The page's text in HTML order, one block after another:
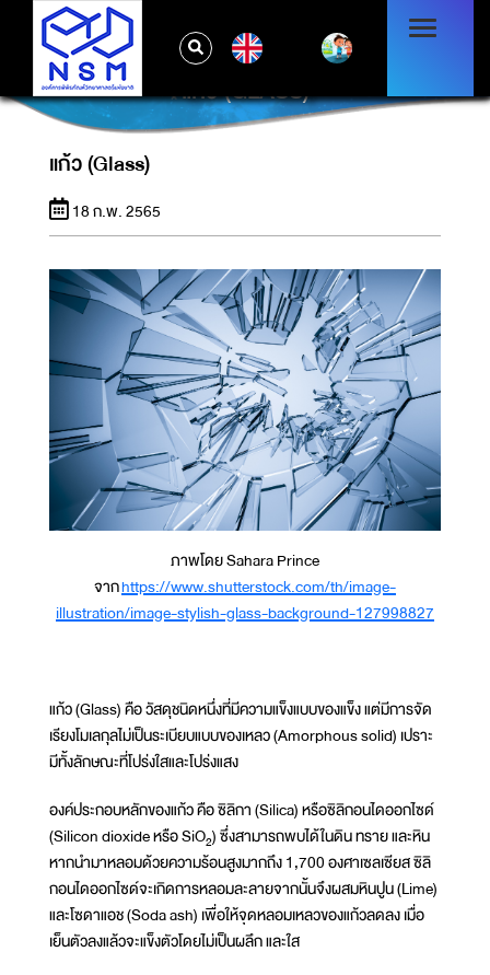
แก้ว (GLASS)
แก้ว (Glass)
18 ก.พ. 2565
ภาพโดย Sahara Prince
จากhttps://www.shutterstock.com/th/image-
illustration/image-stylish-glass-background-127998827
แก้ว (Glass) คือ วัสดุชนิดหนึ่งที่มีความแข็งแบบของแข็ง แต่มีการจัด
เรียงโมเลกุลไม่เป็นระเบียบแบบของเหลว (Amorphous solid) เปราะ
มีทั้งลักษณะที่โปร่งใสและโปร่งแสง
องค์ประกอบหลักของแก้ว คือ ซิลิกา (Silica) หรือซิลิกอนไดออกไซด์
(Silicon dioxide หรือ SiO2) ซึ่งสามารถพบได้ในดิน ทราย และหิน
หากนำมาหลอมด้วยความร้อนสูงมากถึง 1,700 องศาเซลเซียส ซิลิ
กอนไดออกไซด์จะเกิดการหลอมละลายจากนั้นจึงผสมหินปูน (Lime)
และโซดาแอช (Soda ash) เพื่อให้จุดหลอมเหลวของแก้วลดลง เมื่อ
เย็นตัวลงแล้วจะแข็งตัวโดยไม่เป็นผลึก และใส